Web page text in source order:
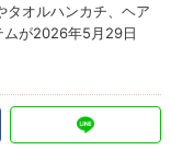
タオルハンカチ、ヘア
ムが2026年5月29日